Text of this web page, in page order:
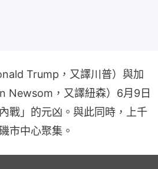
Trump，又譯川普）與加
Newsom，又譯紐森）6月9日
戰」的元凶。與此同時，上千
市中心聚集。